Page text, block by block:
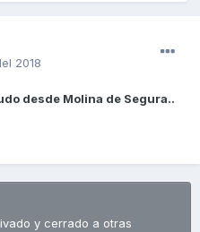
2018
desde Molina de Segura..
y cerrado a otras